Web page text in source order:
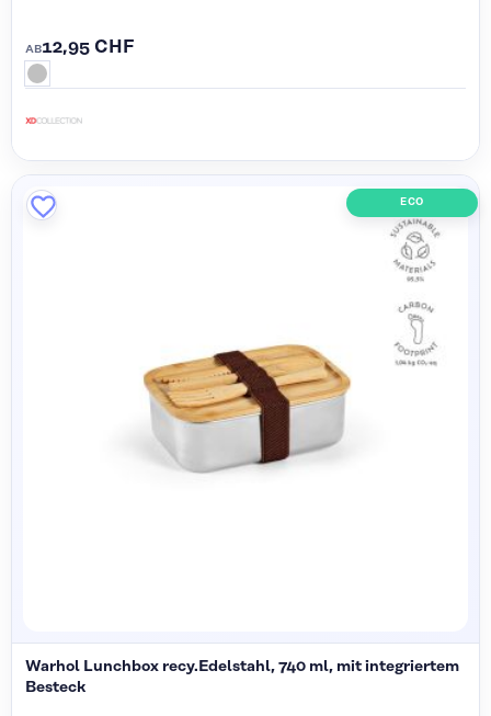
AB12,95 CHF
ECO
Warhol Lunchbox recy.Edelstahl, 740 ml, mit integriertem
Besteck